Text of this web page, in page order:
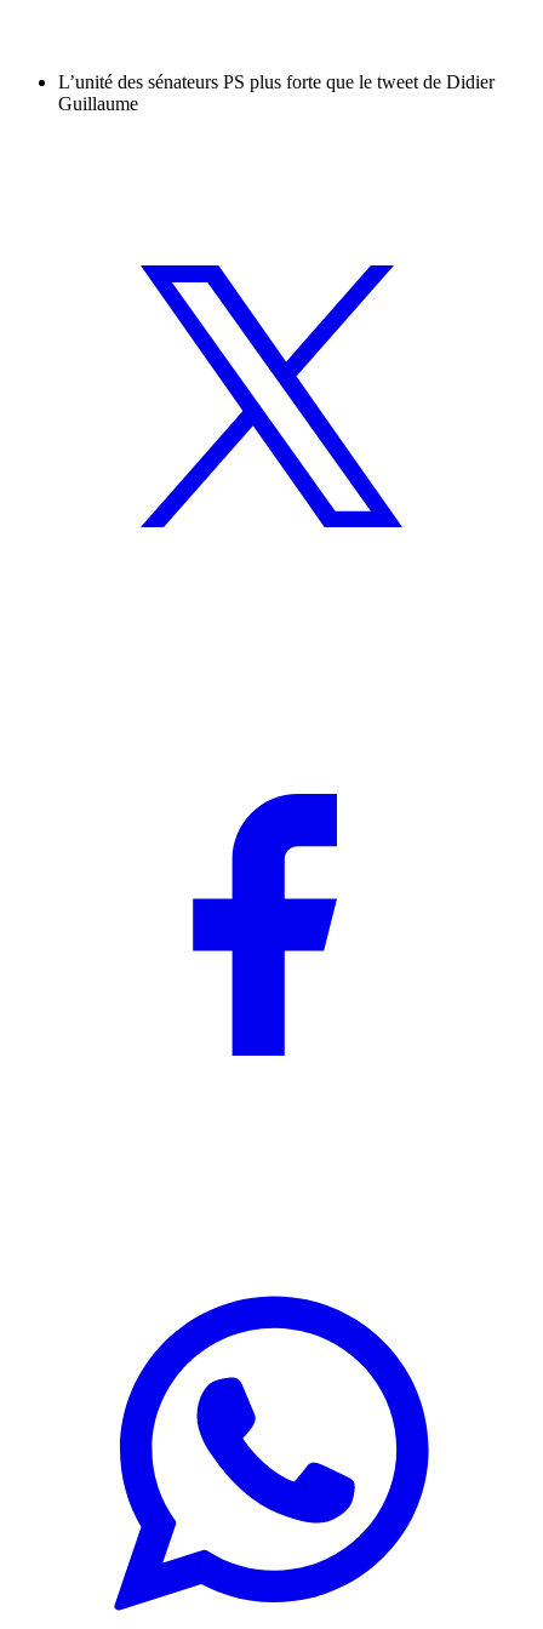
L’unité des sénateurs PS plus forte que le tweet de Didier
Guillaume